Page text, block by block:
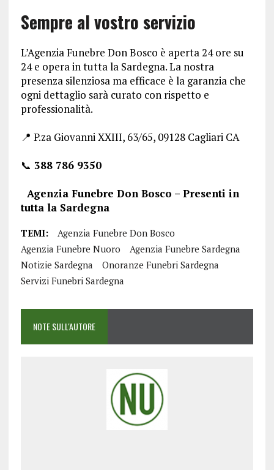
Sempre al vostro servizio
L’Agenzia Funebre Don Bosco è aperta 24 ore su
24 e opera in tutta la Sardegna. La nostra
presenza silenziosa ma efficace è la garanzia che
ogni dettaglio sarà curato con rispetto e
professionalità.
📍 P.za Giovanni XXIII, 63/65, 09128 Cagliari CA
📞 388 786 9350
Agenzia Funebre Don Bosco – Presenti in
tutta la Sardegna
TEMI:
Agenzia Funebre Don Bosco
Agenzia Funebre Nuoro
Agenzia Funebre Sardegna
Notizie Sardegna
Onoranze Funebri Sardegna
Servizi Funebri Sardegna
NOTE SULL'AUTORE